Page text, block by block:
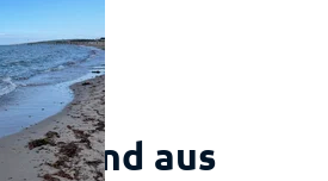
Strand aus